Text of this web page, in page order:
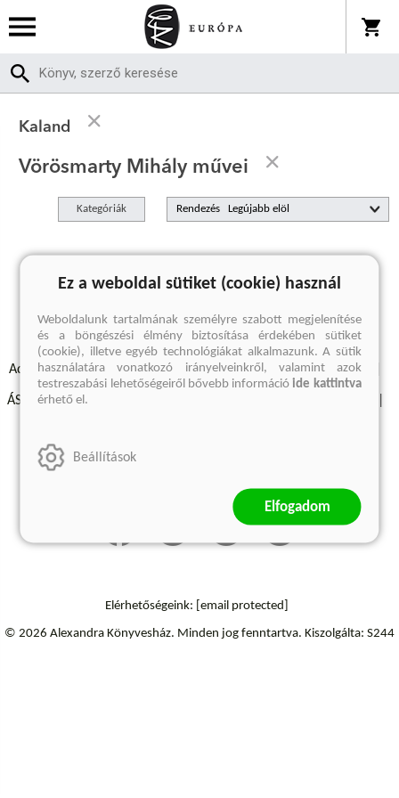
Kaland
Vörösmarty Mihály művei
Kategóriák Rendezés
A keresett kifejezésre nincs találat
Adatvédelmi szabályzatok Elállási felmondási nyilatkozat
ÁSZF - Vásárlási feltételek
Szállítási információk
Elérhetőségeink: [email protected]
© 2026 Alexandra Könyvesház. Minden jog fenntartva. Kiszolgálta: S244
Ez a weboldal sütiket (cookie) használ
Weboldalunk tartalmának személyre szabott megjelenítése
és a böngészési élmény biztosítása érdekében sütiket
(cookie), illetve egyéb technológiákat alkalmazunk. A sütik
használatára vonatkozó irányelveinkről, valamint azok
testreszabási lehetőségeiről bővebb információide kattintva
érhető el.
Beállítások
Elfogadom